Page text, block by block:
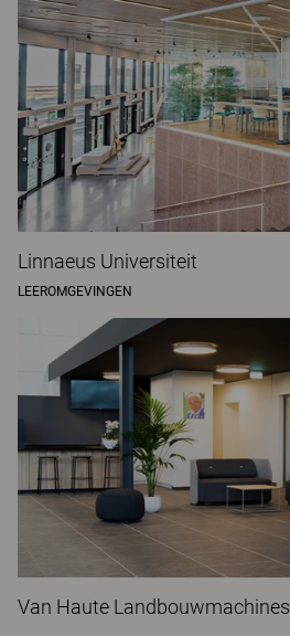
Linnaeus Universiteit
LEEROMGEVINGEN
Van Haute Landbouwmachines